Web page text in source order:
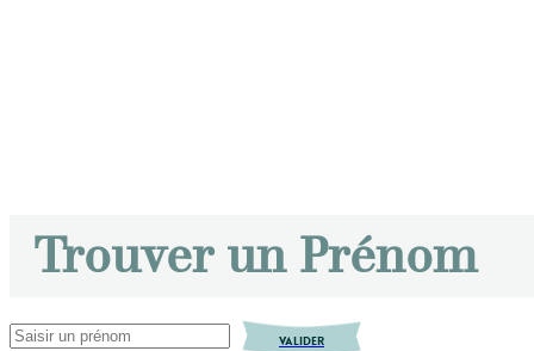
Trouver un Prénom
VALIDER